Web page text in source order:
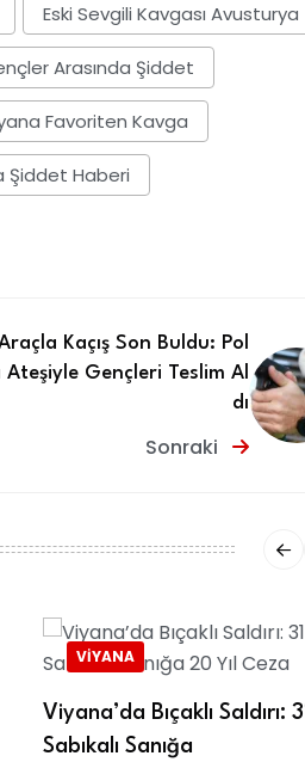
Eski Sevgili Kavgası Avusturya
Arasında Şiddet
Favoriten Kavga
Şiddet Haberi
Kaçış Son Buldu: Pol
Ateşiyle Gençleri Teslim Al
dı
Sonraki
VIYANA
Viyana’da Bıçaklı Saldırı:
Sabıkalı Sanığa